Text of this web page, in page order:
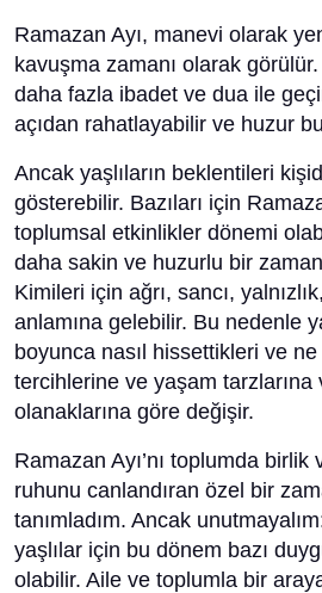
Ramazan Ayı, manevi olarak
kavuşma zamanı olarak
daha fazla ibadet ve dua ile
açıdan rahatlayabilir ve huzur
Ancak yaşlıların beklentileri
gösterebilir. Bazıları için
toplumsal etkinlikler dönemi
daha sakin ve huzurlu bir
Kimileri için ağrı, sancı,
anlamına gelebilir. Bu nedenle
boyunca nasıl hissettikleri ve
tercihlerine ve yaşam tarzlarına
olanaklarına göre değişir.
Ramazan Ayı’nı toplumda birlik
ruhunu canlandıran özel bir
tanımladım. Ancak
yaşlılar için bu dönem bazı
olabilir. Aile ve toplumla bir